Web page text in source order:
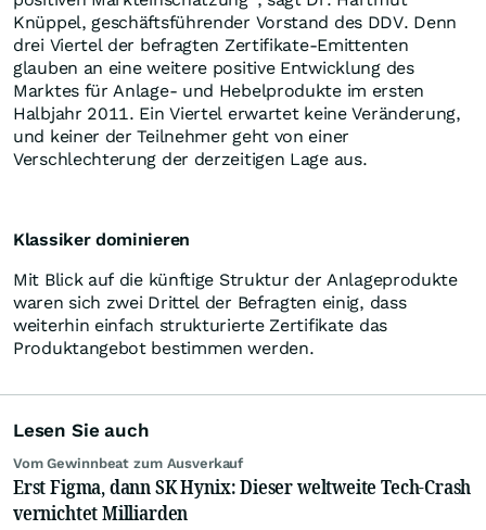
Knüppel, geschäftsführender Vorstand des DDV. Denn
drei Viertel der befragten Zertifikate-Emittenten
glauben an eine weitere positive Entwicklung des
Marktes für Anlage- und Hebelprodukte im ersten
Halbjahr 2011. Ein Viertel erwartet keine Veränderung,
und keiner der Teilnehmer geht von einer
Verschlechterung der derzeitigen Lage aus.
Klassiker dominieren
Mit Blick auf die künftige Struktur der Anlageprodukte
waren sich zwei Drittel der Befragten einig, dass
weiterhin einfach strukturierte Zertifikate das
Produktangebot bestimmen werden.
Lesen Sie auch
Vom Gewinnbeat zum Ausverkauf
Erst Figma, dann SK Hynix: Dieser weltweite Tech-Crash
vernichtet Milliarden